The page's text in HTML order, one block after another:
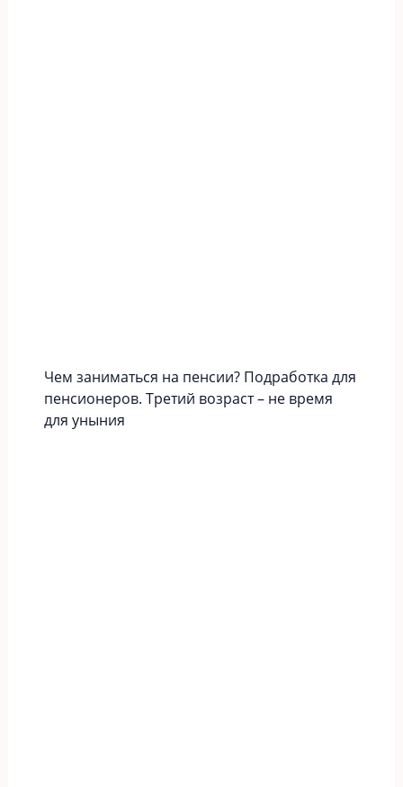
Чем заниматься на пенсии? Подработка для
пенсионеров. Третий возраст – не время
для уныния